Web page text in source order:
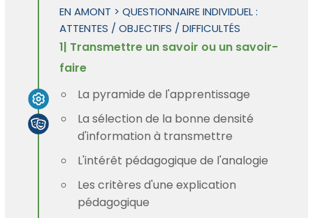
EN AMONT > QUESTIONNAIRE INDIVIDUEL :
ATTENTES / OBJECTIFS / DIFFICULTÉS
1| Transmettre un savoir ou un savoir-
faire
La pyramide de l'apprentissage
La sélection de la bonne densité
d'information à transmettre
L'intérêt pédagogique de l'analogie
Les critères d'une explication
pédagogique